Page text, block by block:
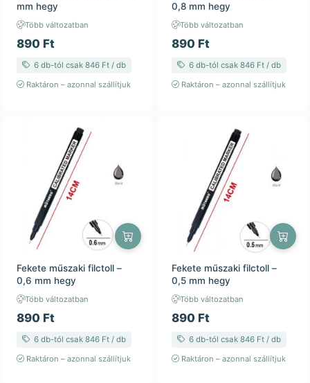
mm hegy
Több változatban
890 Ft
6 db-tól csak 846 Ft / db
Raktáron – azonnal szállítjuk
0,8 mm hegy
Több változatban
890 Ft
6 db-tól csak 846 Ft / db
Raktáron – azonnal szállítjuk
Fekete műszaki filctoll –
0,6 mm hegy
Több változatban
890 Ft
6 db-tól csak 846 Ft / db
Raktáron – azonnal szállítjuk
Fekete műszaki filctoll –
0,5 mm hegy
Több változatban
890 Ft
6 db-tól csak 846 Ft / db
Raktáron – azonnal szállítjuk